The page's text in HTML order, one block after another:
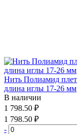
Нить Полиамид
длина иглы 17-26 мм
В наличии
1 798.50 ₽
1 798.50 ₽
-